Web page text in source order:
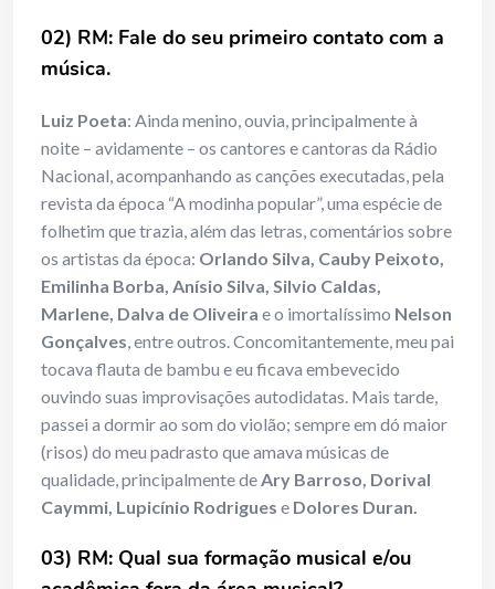
02) RM: Fale do seu primeiro contato com a
música.
Luiz Poeta: Ainda menino, ouvia, principalmente à
noite – avidamente – os cantores e cantoras da Rádio
Nacional, acompanhando as canções executadas, pela
revista da época “A modinha popular”, uma espécie de
folhetim que trazia, além das letras, comentários sobre
os artistas da época: Orlando Silva, Cauby Peixoto,
Emilinha Borba, Anísio Silva, Silvio Caldas,
Marlene, Dalva de Oliveira e o imortalíssimo Nelson
Gonçalves, entre outros. Concomitantemente, meu pai
tocava flauta de bambu e eu ficava embevecido
ouvindo suas improvisações autodidatas. Mais tarde,
passei a dormir ao som do violão; sempre em dó maior
(risos) do meu padrasto que amava músicas de
qualidade, principalmente deAry Barroso, Dorival
Caymmi, Lupicínio Rodrigues e Dolores Duran.
03) RM: Qual sua formação musical e/ou